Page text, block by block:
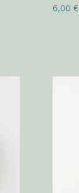
Prix
6,00 €